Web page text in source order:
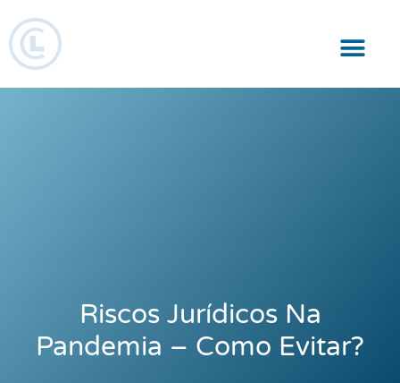
Riscos Jurídicos Na
Pandemia – Como Evitar?